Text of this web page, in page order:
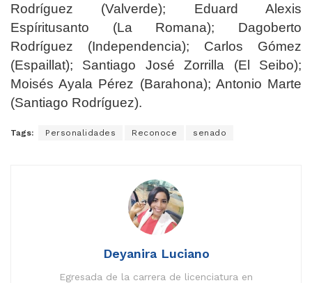
Rodríguez (Valverde); Eduard Alexis
Espíritusanto (La Romana); Dagoberto
Rodríguez (Independencia); Carlos Gómez
(Espaillat); Santiago José Zorrilla (El Seibo);
Moisés Ayala Pérez (Barahona); Antonio Marte
(Santiago Rodríguez).
Tags: Personalidades Reconoce senado
Deyanira Luciano
Egresada de la carrera de licenciatura en